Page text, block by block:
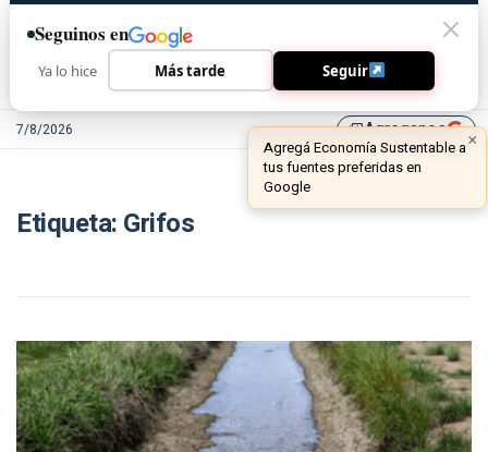
7/8/2026 library_addAgreganos ×
Agregá Economía Sustentable a
tus fuentes preferidas en
Google
Etiqueta: Grifos
Seguinos en
Ya lo hice Más tarde Seguir